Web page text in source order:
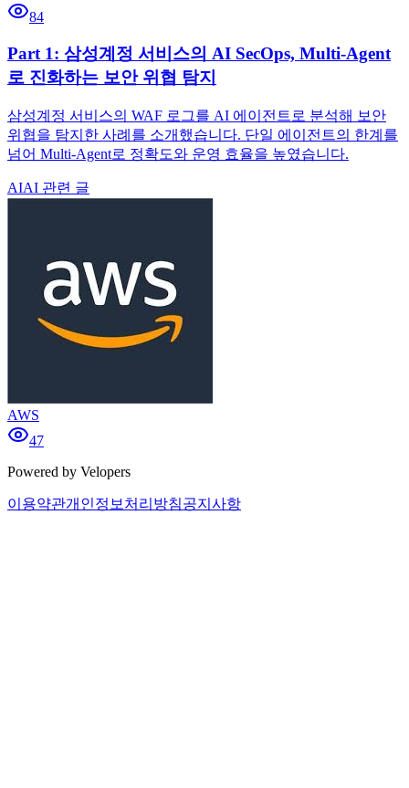
84
Part 1: 삼성계정 서비스의 AI SecOps, Multi-Agent
로 진화하는 보안 위협 탐지
삼성계정 서비스의 WAF 로그를 AI 에이전트로 분석해 보안
위협을 탐지한 사례를 소개했습니다. 단일 에이전트의 한계를
넘어 Multi-Agent로 정확도와 운영 효율을 높였습니다.
AIAI 관련 글
AWS
47
Powered by Velopers
이용약관개인정보처리방침공지사항